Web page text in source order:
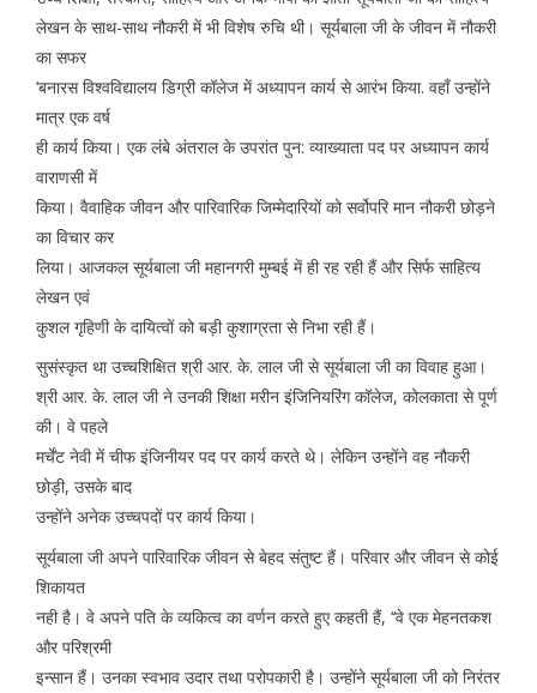
लेखन के साथ-साथ नौकरी में भी विशेष रुचि थी। सूर्यबाला जी के जीवन में नौकरी
का सफर
‘बनारस विश्वविद्यालय डिग्री कॉलेज में अध्यापन कार्य से आरंभ किया. वहाँ उन्होंने
मात्र एक वर्ष
ही कार्य किया। एक लंबे अंतराल के उपरांत पुन: व्याख्याता पद पर अध्यापन कार्य
वाराणसी में
किया। वैवाहिक जीवन और पारिवारिक जिम्मेदारियों को सर्वोपरि मान नौकरी छोड़ने
का विचार कर
लिया। आजकल सूर्यबाला जी महानगरी मुम्बई में ही रह रही हैं और सिर्फ साहित्य
लेखन एवं
कुशल गृहिणी के दायित्वों को बड़ी कुशाग्रता से निभा रही हैं।
सुसंस्कृत था उच्चशिक्षित श्री आर. के. लाल जी से सूर्यबाला जी का विवाह हुआ।
श्री आर. के. लाल जी ने उनकी शिक्षा मरीन इंजिनियरिंग कॉलेज, कोलकाता से पूर्ण
की। वे पहले
मर्चेंट नेवी में चीफ इंजिनीयर पद पर कार्य करते थे। लेकिन उन्होंने वह नौकरी
छोड़ी, उसके बाद
उन्होंने अनेक उच्चपदों पर कार्य किया।
सूर्यबाला जी अपने पारिवारिक जीवन से बेहद संतुष्ट हैं। परिवार और जीवन से कोई
शिकायत
नही है। वे अपने पति के व्यकित्व का वर्णन करते हुए कहती हैं, ‘‘वे एक मेहनतकश
और परिश्रमी
इन्सान हैं। उनका स्वभाव उदार तथा परोपकारी है। उन्होंने सूर्यबाला जी को निरंतर